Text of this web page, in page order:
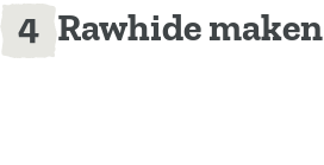
Rawhide maken